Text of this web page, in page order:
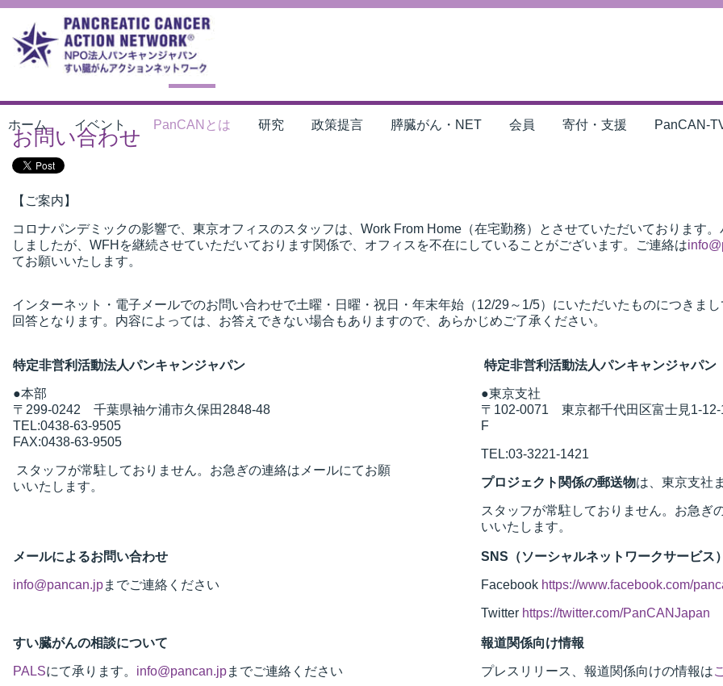
ホーム イベント PanCANとは 研究 政策提言 膵臓がん・NET 会員 寄付・支援 PanCAN-
お問い合わせ
【ご案内】
コロナパンデミックの影響で、東京オフィスのスタッフは、Work From Home（在宅勤務）とさせていただいております
しましたが、WFHを継続させていただいております関係で、オフィスを不在にしていることがございます。ご連絡は
てお願いいたします。
インターネット・電子メールでのお問い合わせで土曜・日曜・祝日・年末年始（12/29～1/5）にいただいたものにつきま
回答となります。内容によっては、お答えできない場合もありますので、あらかじめご了承ください。
特定非営利活動法人パンキャンジャパン
●本部
〒299-0242 千葉県袖ケ浦市久保田2848-48
TEL:0438-63-9505
FAX:0438-63-9505
スタッフが常駐しておりません。お急ぎの連絡はメールにてお願
いいたします。
特定非営利活動法人パンキャンジャパン
●東京支社
〒102-0071 東京都千代田区富士見1-
F
TEL:03-3221-1421
プロジェクト関係の郵送物は、東京支社
スタッフが常駐しておりません。お急ぎ
いいたします。
メールによるお問い合わせ
info@pancan.jpまでご連絡ください
SNS（ソーシャルネットワークサービス
Facebook https://www.facebook.com/
Twitter https://twitter.com/PanCANJapan
すい臓がんの相談について
PALSにて承ります。 info@pancan.jpまでご連絡ください
報道関係向け情報
プレスリリース、報道関係向けの情報は